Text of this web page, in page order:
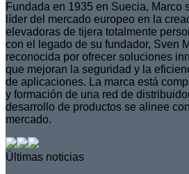
Fundada en 1935 en Suecia, Marco
líder del mercado europeo en la
elevadoras de tijera totalmente
con el legado de su fundador, Sven
reconocida por ofrecer soluciones
que mejoran la seguridad y la
de aplicaciones. La marca está
y formación de una red de
desarrollo de productos se alinee
mercado.
Últimas noticias